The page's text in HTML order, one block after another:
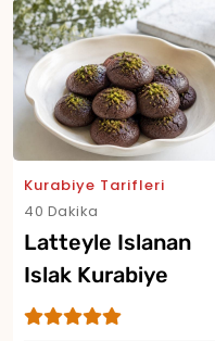
Kurabiye Tarifleri
40 Dakika
Latteyle Islanan
Islak Kurabiye
Tarifi